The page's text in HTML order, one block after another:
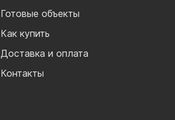
Готовые объекты
Как купить
Доставка и оплата
Контакты